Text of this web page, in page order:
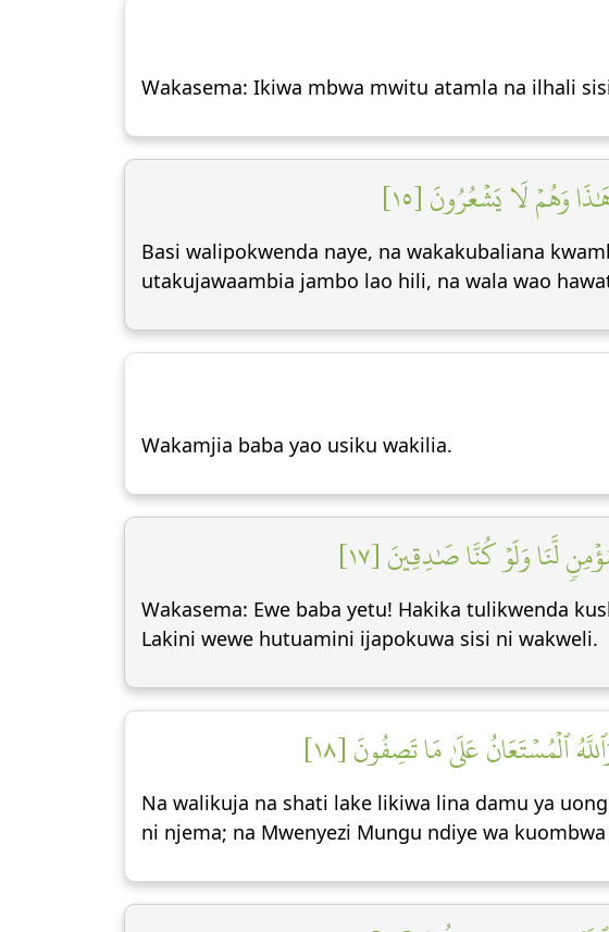
Wakasema: Ikiwa mbwa mwitu atamla na ilhali
وَهُمۡ لَا يَشۡعُرُونَ [١٥]
Basi walipokwenda naye, na wakakubaliana
utakujawaambia jambo lao hili, na wala wao
Wakamjia baba yao usiku wakilia.
لَّنَا وَلَوۡ كُنَّا صَٰدِقِينَ [١٧]
Wakasema: Ewe baba yetu! Hakika tulikwenda
Lakini wewe hutuamini ijapokuwa sisi ni wakweli.
عَلَىٰ مَا تَصِفُونَ [١٨]
Na walikuja na shati lake likiwa lina damu ya
ni njema; na Mwenyezi Mungu ndiye wa